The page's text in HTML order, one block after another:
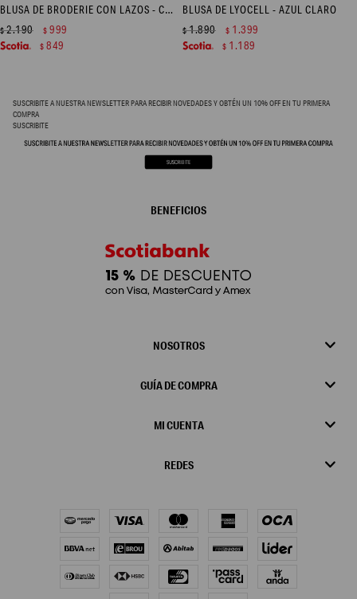
BLUSA DE BRODERIE CON LAZOS - CRUDO
$2.190 $ 999
$ 849
BLUSA DE LYOCELL - AZUL CLARO
$1.890 $ 1.399
$ 1.189
SUSCRIBITE A NUESTRA NEWSLETTER PARA RECIBIR NOVEDADES Y OBTÉN UN 10% OFF EN TU PRIMERA
COMPRA
SUSCRIBITE
NOSOTROS
GUÍA DE COMPRA
MI CUENTA
REDES
BENEFICIOS